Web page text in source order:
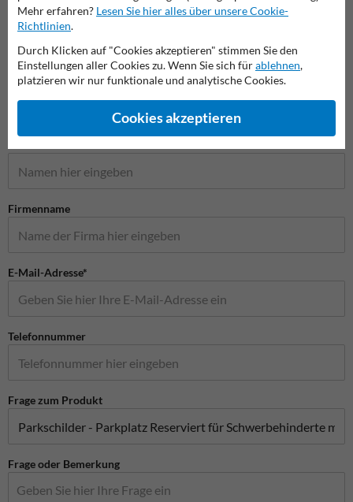
Schilder
Parkschilder
Stellen Sie Ihre Frage an Verkehrsschildkaufen.de
Firmenname
E-Mail-Adresse*
Telefonnummer
Frage zum Produkt
Frage oder Bemerkung
Mehr erfahren? Lesen Sie hier alles über unsere Cookie-
Richtlinien.
Durch Klicken auf "Cookies akzeptieren" stimmen Sie den
Einstellungen aller Cookies zu. Wenn Sie sich fürablehnen,
platzieren wir nur funktionale und analytische Cookies.
Cookies akzeptieren